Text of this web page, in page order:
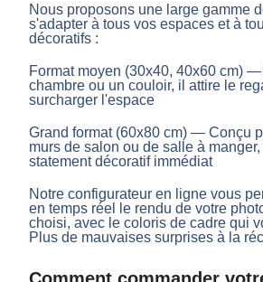
Nous proposons une large gamme
s'adapter à tous vos espaces et à
décoratifs :
Format moyen (30x40, 40x60 cm)
chambre ou un couloir, il attire le
surcharger l'espace
Grand format (60x80 cm) — Conçu
murs de salon ou de salle à
statement décoratif immédiat
Notre configurateur en ligne vous
en temps réel le rendu de votre
choisi, avec le coloris de cadre qui
Plus de mauvaises surprises à la
Comment commander